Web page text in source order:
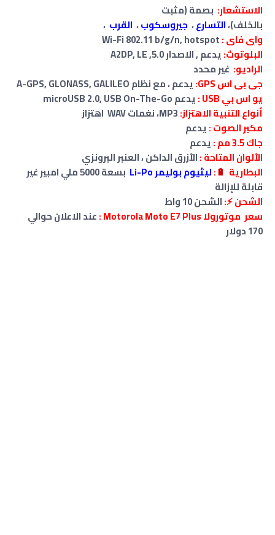
الاستشعار: بصمة (مثبت
بالخلف)،التسارع، جيروسكوب، القرب ،
واى فاى :
البلوتوث:يدعم , الاصدار 5.0, A2DP, LE
الراديو: غير محدد
جى بى اس GPS:
يدعم ، مع نظام A-GPS, GLONASS, GALILEO
يو اس بي USB :
يدعم microUSB 2.0, USB On-The-Go
أنواع التنبية الاهتزاز:
مكبر الصوت :يدعم
جاك 3.5 مم :
يدعم
الألوان المتاحة :الأزرق الداكن ، العنبر البرونزي
البطارية 🔋
:ليثيوم بوليمر Li-Po بسعة 5000
ملي امبير غير
قابلة للإزالة
الشحن ⚡:الشحن 10 واط
سعر موتورولا Motorola Moto E7 Plus :
عند الاعلان حوالي
170 دولار